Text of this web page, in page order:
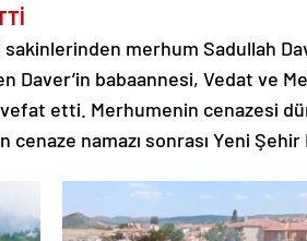
merhum Sadullah
Daver’in babaannesi, Vedat ve
etti. Merhumenin cenazesi
cenaze namazı sonrası Yeni